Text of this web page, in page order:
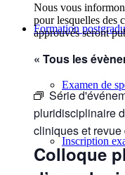
Formation
Examen de
Inscription
Nous vous
pour lesquelles des
approuvés seront
« Tous les
Série
pluridisciplinaire
cliniques et
Colloque